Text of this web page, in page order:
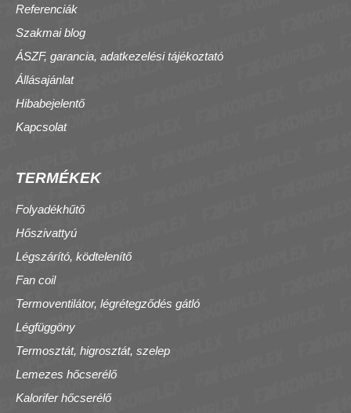
Referenciák
Szakmai blog
ÁSZF, garancia, adatkezelési tájékoztató
Állásajánlat
Hibabejelentő
Kapcsolat
TERMÉKEK
Folyadékhűtő
Hőszivattyú
Légszárító, ködtelenítő
Fan coil
Termoventilátor, légrétegződés gátló
Légfüggöny
Termosztát, higrosztát, szelep
Lemezes hőcserélő
Kalorifer hőcserélő